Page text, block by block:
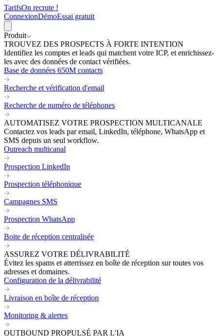
TarifsOn recrute !
ConnexionDémoEssai gratuit
Produit
TROUVEZ DES PROSPECTS À FORTE INTENTION
Identifiez les comptes et leads qui matchent votre ICP, et enrichissez-
les avec des données de contact vérifiées.
Base de données 650M contacts
Recherche et vérification d'email
Recherche de numéro de téléphones
AUTOMATISEZ VOTRE PROSPECTION MULTICANALE
Contactez vos leads par email, LinkedIn, téléphone, WhatsApp et
SMS depuis un seul workflow.
Outreach multicanal
Prospection LinkedIn
Prospection téléphonique
Campagnes SMS
Prospection WhatsApp
Boite de réception centralisée
ASSUREZ VOTRE DÉLIVRABILITÉ
Évitez les spams et atterrissez en boîte de réception sur toutes vos
adresses et domaines.
Configuration de la délivrabilité
Livraison en boîte de réception
Monitoring & alertes
OUTBOUND PROPULSÉ PAR L'IA